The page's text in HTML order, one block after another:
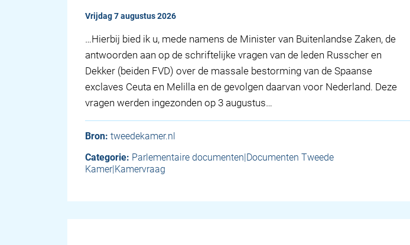
vrijdag 7 augustus 2026
… Hierbij bied ik u, mede namens de Minister van Buitenlandse Zaken, de
antwoorden aan op de schriftelijke vragen van de leden Russcher en
Dekker (beiden FVD) over de massale bestorming van de Spaanse
exclaves Ceuta en Melilla en de gevolgen daarvan voor Nederland. Deze
vragen werden ingezonden op 3 augustus…
Bron: tweedekamer.nl
Categorie: Parlementaire documenten|Documenten Tweede
Kamer|Kamervraag